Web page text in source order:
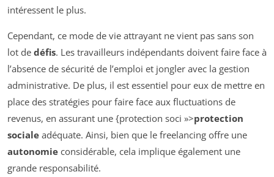
intéressent le plus.
Cependant, ce mode de vie attrayant ne vient pas sans son
lot de défis. Les travailleurs indépendants doivent faire face à
l’absence de sécurité de l’emploi et jongler avec la gestion
administrative. De plus, il est essentiel pour eux de mettre en
place des stratégies pour faire face aux fluctuations de
revenus, en assurant une {protection soci »>protection
sociale adéquate. Ainsi, bien que le freelancing offre une
autonomie considérable, cela implique également une
grande responsabilité.